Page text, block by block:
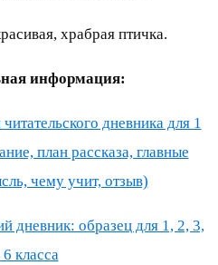
храбрая птичка.
информация:
дневника для 1
план рассказа, главные
чему учит, отзыв)
дневник: образец для 1, 2, 3,
класса